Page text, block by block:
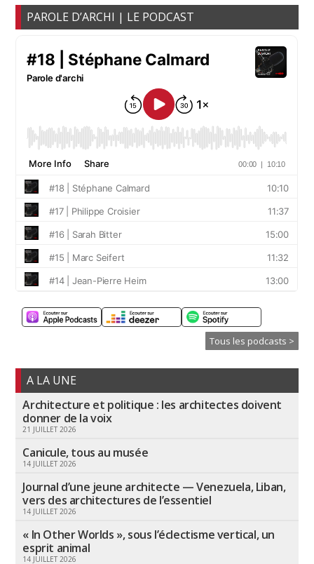
PAROLE D’ARCHI | LE PODCAST
Tous les podcasts >
A LA UNE
Architecture et politique : les architectes doivent
donner de la voix
21 JUILLET 2026
Canicule, tous au musée
14 JUILLET 2026
Journal d’une jeune architecte — Venezuela, Liban,
vers des architectures de l’essentiel
14 JUILLET 2026
« In Other Worlds », sous l’éclectisme vertical, un
esprit animal
14 JUILLET 2026